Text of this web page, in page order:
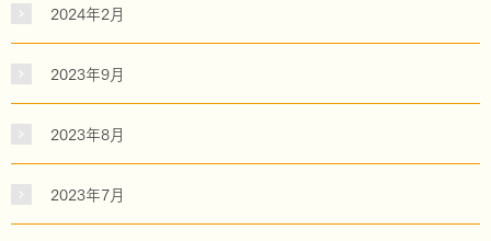
2024年2月
2023年9月
2023年8月
2023年7月